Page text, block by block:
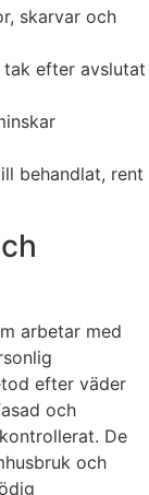
skarvar och
efter avslutat
behandlat, rent
arbetar med
efter väder
och
De
och